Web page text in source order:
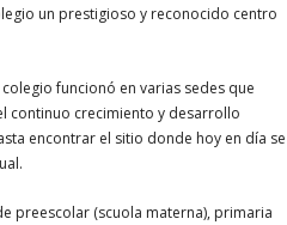
un prestigioso y reconocido centro
funcionó en varias sedes que
continuo crecimiento y desarrollo
encontrar el sitio donde hoy en día se
preescolar (scuola materna), primaria